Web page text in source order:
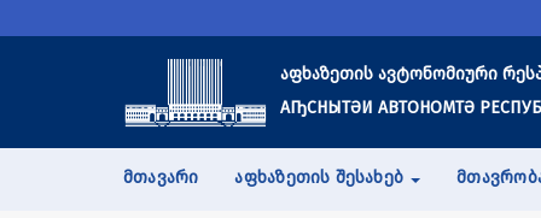
აფხაზეთის ავტონომიური
АҦСНЫТӘИ АВТОНОМТӘ
ᲛᲗᲐᲕᲐᲠᲘ ᲐᲤᲮᲐᲖᲔᲗᲘᲡ ᲨᲔᲡᲐᲮᲔᲑ